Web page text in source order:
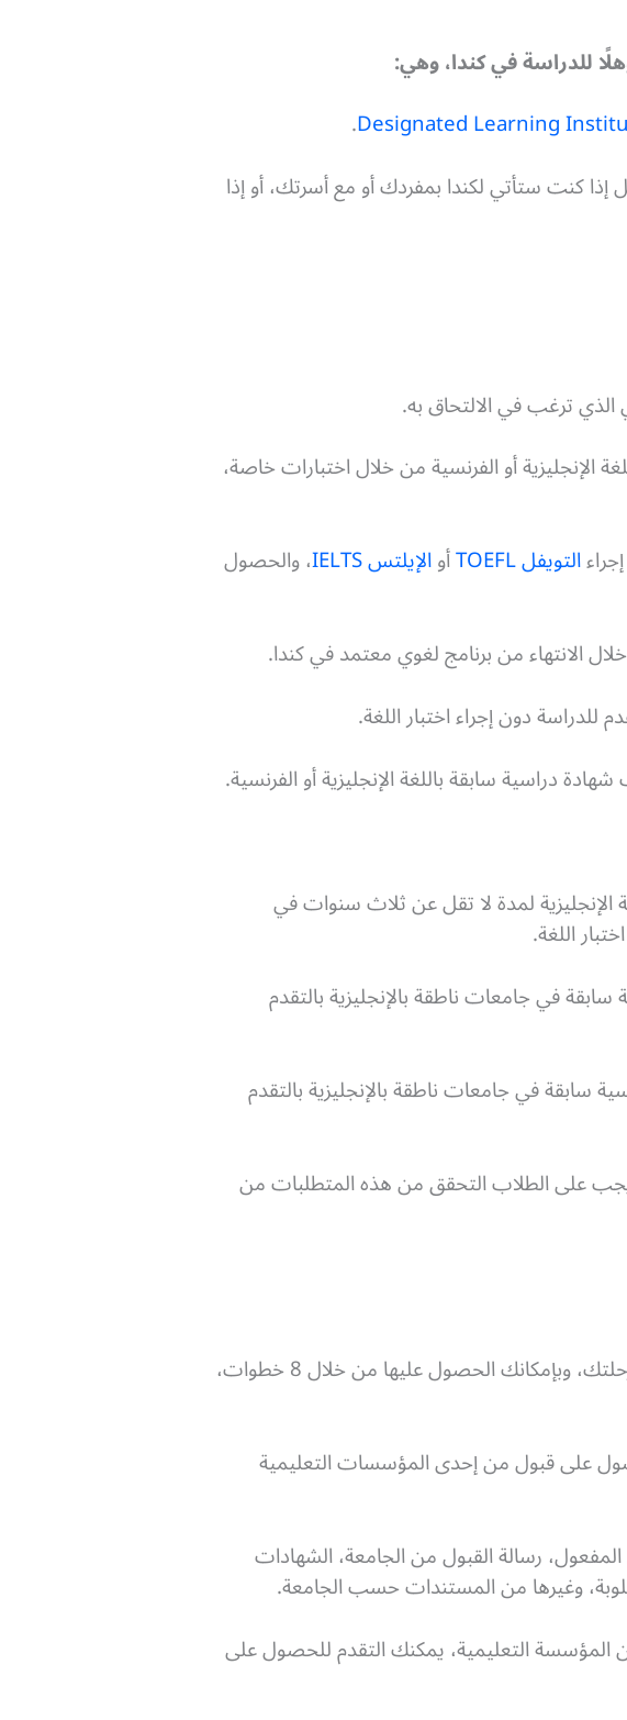
Designated Learning
.
كنت ستأتي لكندا بمفردك أو مع أسرتك، أو إذا
الذي ترغب في الالتحاق به.
أو الفرنسية من خلال اختبارات خاصة،
التويفل TOEFL أوالإيلتس IELTS ، والحصول
الانتهاء من برنامج لغوي معتمد في كندا.
دون إجراء اختبار اللغة.
دراسية سابقة باللغة الإنجليزية أو الفرنسية.
الإنجليزية لمدة لا تقل عن ثلاث سنوات في
اللغة.
في جامعات ناطقة بالإنجليزية بالتقدم
سابقة في جامعات ناطقة بالإنجليزية بالتقدم
يجب على الطلاب التحقق من هذه المتطلبات من
تأشيرة الدراسة في كندا أو الـ Study Permit من أهم الوثائق التي تحتاجها خلال رحلتك، وبإمكانك الحصول عليها من خلال 8 خطوات،
على قبول من إحدى المؤسسات التعليمية
رسالة القبول من الجامعة، الشهادات
وغيرها من المستندات حسب الجامعة.
التعليمية، يمكنك التقدم للحصول على